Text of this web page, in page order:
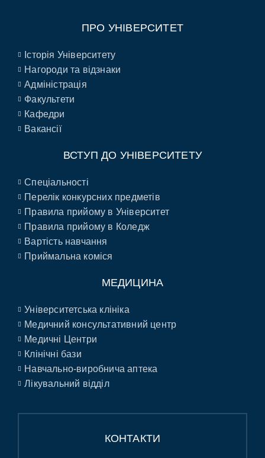
ПРО УНІВЕРСИТЕТ
Історія Університету
Нагороди та відзнаки
Адміністрація
Факультети
Кафедри
Вакансії
ВСТУП ДО УНІВЕРСИТЕТУ
Спеціальності
Перелік конкурсних предметів
Правила прийому в Університет
Правила прийому в Коледж
Вартість навчання
Приймальна коміся
МЕДИЦИНА
Університетська клініка
Медичний консультативний центр
Медичні Центри
Клінічні бази
Навчально-виробнича аптека
Лікувальний відділ
КОНТАКТИ